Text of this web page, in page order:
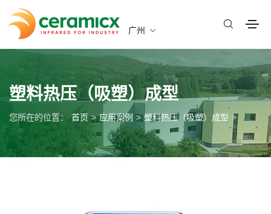
广州
塑料热压（吸塑）成型
您所在的位置： 首页 > 应用案例 > 塑料热压（吸塑）成型 >